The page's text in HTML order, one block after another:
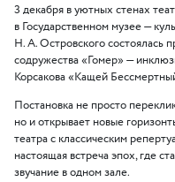
3 декабря в уютных стенах
в Государственном музее —
Н. А. Островскогосостоялась
содружества«Гомер» —
Корсакова«Кащей
Постановка не просто
но и открывает новые
театра с классическим
настоящая встреча эпох, где
звучание в одном зале.